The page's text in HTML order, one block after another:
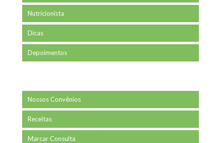
Nutricionista
Dicas
Depoimentos
Nossos Convênios
Receitas
Marcar Consulta